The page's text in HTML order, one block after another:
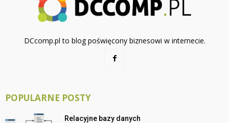
DCcomp.pl to blog poświęcony biznesowi w internecie.
POPULARNE POSTY
Relacyjne bazy danych